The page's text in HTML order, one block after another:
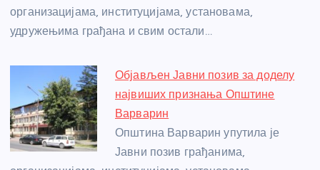
организацијама, институцијама, установама,
удружењима грађана и свим остали…
Објављен Јавни позив за доделу
највиших признања Општине
Варварин
Општина Варварин упутила је
Јавни позив грађанима,